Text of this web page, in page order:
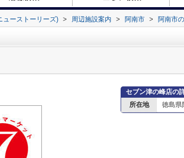
ューストーリーズ) > 周辺施設案内 > 阿南市 > 阿南市
セブン津の峰店の
所在地
徳島県